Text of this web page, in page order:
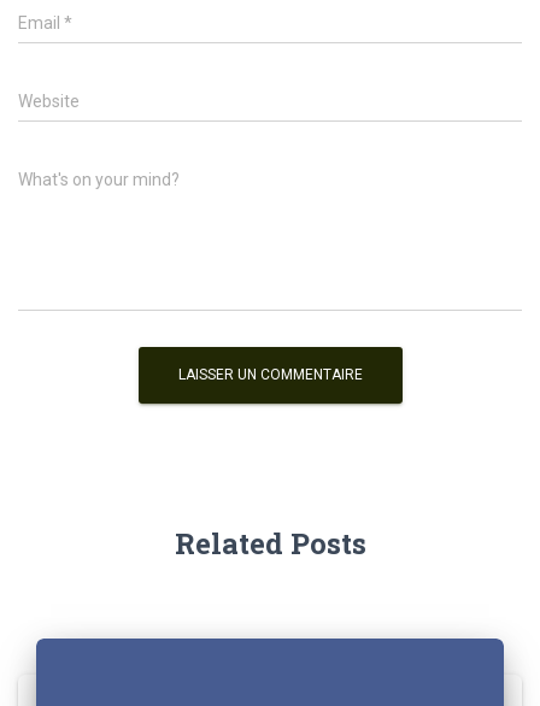
Email *
Website
What's on your mind?
Related Posts